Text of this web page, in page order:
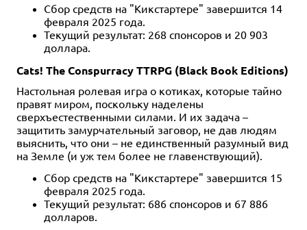
Сбор средств на "Кикстартере" завершится 14
февраля 2025 года.
Текущий результат: 268 спонсоров и 20 903
доллара.
Cats! The Conspurracy TTRPG (Black Book Editions)
Настольная ролевая игра о котиках, которые тайно
правят миром, поскольку наделены
сверхъестественными силами. И их задача –
защитить замурчательный заговор, не дав людям
выяснить, что они – не единственный разумный вид
на Земле (и уж тем более не главенствующий).
Сбор средств на "Кикстартере" завершится 15
февраля 2025 года.
Текущий результат: 686 спонсоров и 67 886
долларов.